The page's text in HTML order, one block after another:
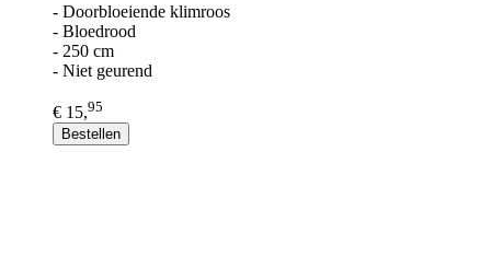
- Doorbloeiende klimroos
- Bloedrood
- 250 cm
- Niet geurend
€ 15,95
Bestellen